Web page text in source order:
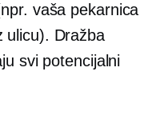
vaša pekarnica
ulicu). Dražba
svi potencijalni